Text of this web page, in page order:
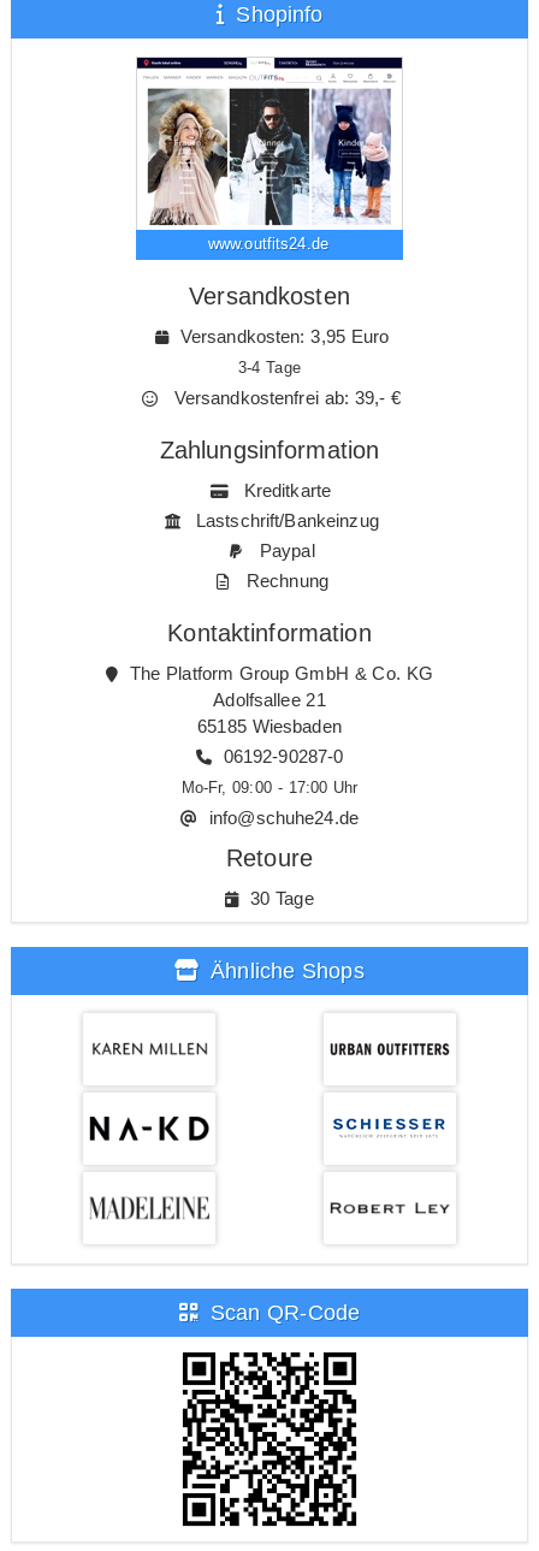
Shopinfo
www.outfits24.de
Versandkosten
Versandkosten: 3,95 Euro
3-4 Tage
Versandkostenfrei ab: 39,- €
Zahlungsinformation
Kreditkarte
Lastschrift/Bankeinzug
Paypal
Rechnung
Kontaktinformation
The Platform Group GmbH & Co. KG
Adolfsallee 21
65185 Wiesbaden
06192-90287-0
Mo-Fr, 09:00 - 17:00 Uhr
info@schuhe24.de
Retoure
30 Tage
Ähnliche Shops
Scan QR-Code